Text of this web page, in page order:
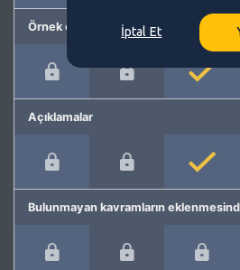
Örnek cümleler
Açıklamalar
Bulunmayan kavramların
İptal Et